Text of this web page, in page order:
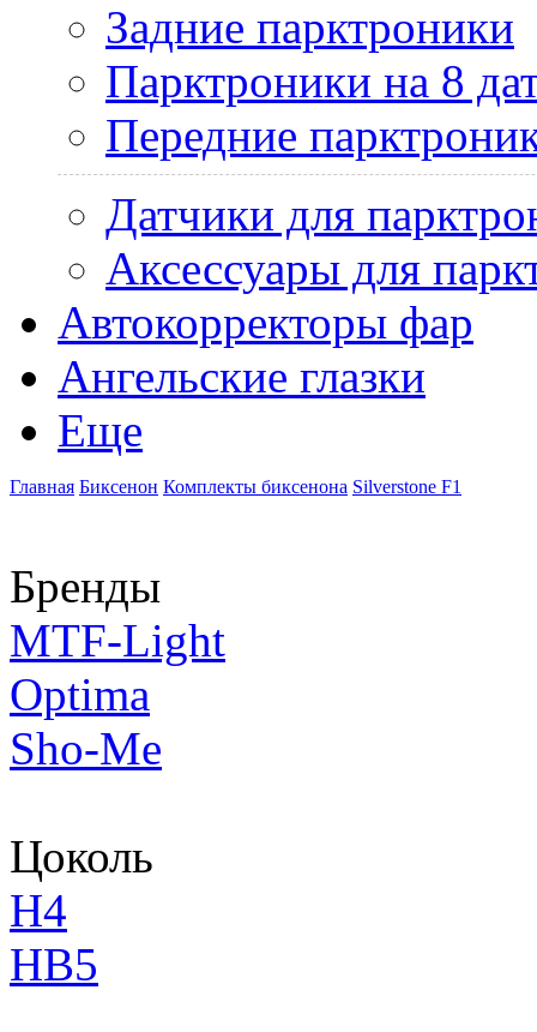
Задние парктроники
Парктроники на 8
Передние
Датчики для
Аксессуары для
Автокорректоры фар
Ангельские глазки
Еще
Главная Биксенон Комплекты биксенона Silverstone F1
Бренды
MTF-Light
Optima
Sho-Me
Цоколь
H4
HB5